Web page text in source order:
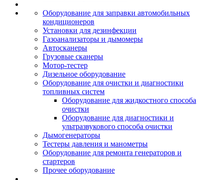
Оборудование для заправки автомобильных
кондиционеров
Установки для дезинфекции
Газоанализаторы и дымомеры
Автосканеры
Грузовые сканеры
Мотор-тестер
Дизельное оборудование
Оборудование для очистки и диагностики
топливных систем
Оборудование для жидкостного способа
очистки
Оборудование для диагностики и
ультразвукового способа очистки
Дымогенераторы
Тестеры давления и манометры
Оборудование для ремонта генераторов и
стартеров
Прочее оборудование